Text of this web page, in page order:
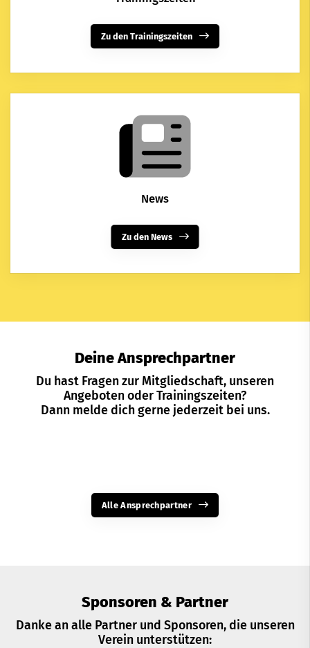
Zu den Trainingszeiten
News
Zu den News
Deine Ansprechpartner
Du hast Fragen zur Mitgliedschaft, unseren
Angeboten oder Trainingszeiten?
Dann melde dich gerne jederzeit bei uns.
Alle Ansprechpartner
Sponsoren & Partner
Danke an alle Partner und Sponsoren, die unseren
Verein unterstützen: